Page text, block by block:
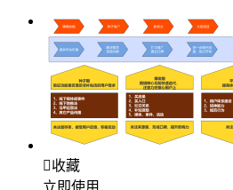
收藏
立即使用